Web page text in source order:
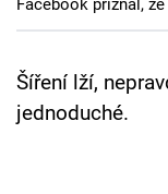
TV Program
Sledujte
Facebook přiznal,
Šíření lží,
jednoduché.